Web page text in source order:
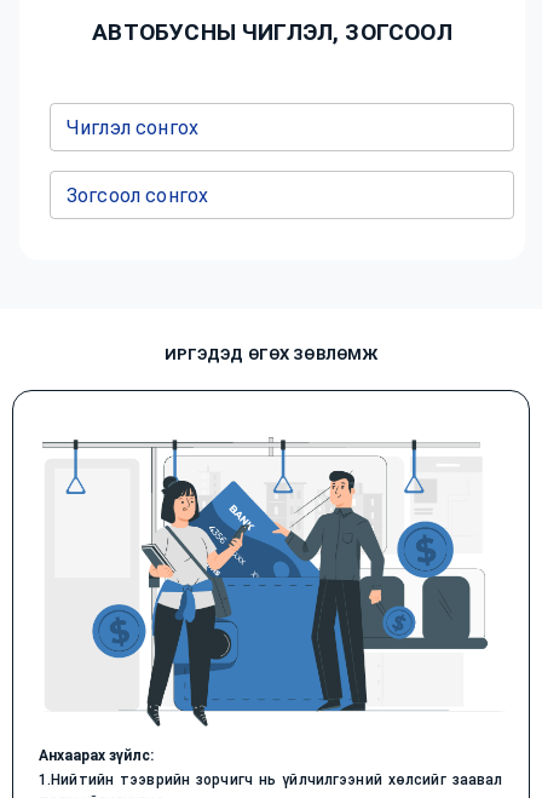
АВТОБУСНЫ ЧИГЛЭЛ, ЗОГСООЛ
Чиглэл сонгох
Зогсоол сонгох
ИРГЭДЭД ӨГӨХ ЗӨВЛӨМЖ
Анхаарах зүйлс:
1.Нийтийн тээврийн зорчигч нь үйлчилгээний хөлсийг заавал